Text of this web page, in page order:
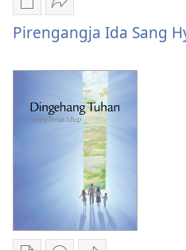
Pilian
ngunduh
publikasi
digital
Pirengangja
Ida
Sang
Bagiang
Pirengangja
Sang
Hyang
Widi
Pirengangja Ida Sang